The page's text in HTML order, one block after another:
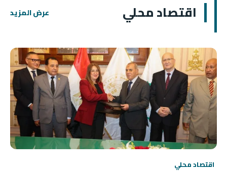
اقتصاد محلي عرض المزيد
اقتصاد محلي